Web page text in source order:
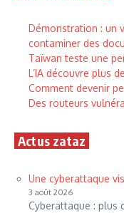
Démonstration : un
contaminer des
Taïwan teste une
L’IA découvre plus
Comment devenir
Des routeurs
Actus zataz
Une cyberattaque
3 août 2026
Cyberattaque : plus